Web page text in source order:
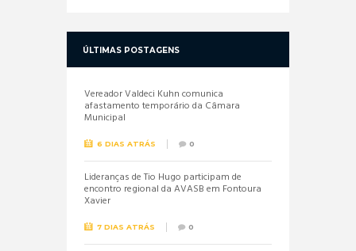
ÚLTIMAS POSTAGENS
Vereador Valdeci Kuhn comunica
afastamento temporário da Câmara
Municipal
6 DIAS ATRÁS 0
Lideranças de Tio Hugo participam de
encontro regional da AVASB em Fontoura
Xavier
7 DIAS ATRÁS 0